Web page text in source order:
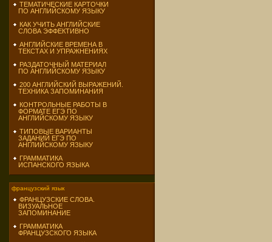
ТЕМАТИЧЕСКИЕ КАРТОЧКИ
ПО АНГЛИЙСКОМУ ЯЗЫКУ
КАК УЧИТЬ АНГЛИЙСКИЕ
СЛОВА ЭФФЕКТИВНО
АНГЛИЙСКИЕ ВРЕМЕНА В
ТЕКСТАХ И УПРАЖНЕНИЯХ
РАЗДАТОЧНЫЙ МАТЕРИАЛ
ПО АНГЛИЙСКОМУ ЯЗЫКУ
200 АНГЛИЙСКИЙ ВЫРАЖЕНИЙ.
ТЕХНИКА ЗАПОМИНАНИЯ
КОНТРОЛЬНЫЕ РАБОТЫ В
ФОРМАТЕ ЕГЭ ПО
АНГЛИЙСКОМУ ЯЗЫКУ
ТИПОВЫЕ ВАРИАНТЫ
ЗАДАНИЙ ЕГЭ ПО
АНГЛИЙСКОМУ ЯЗЫКУ
ГРАММАТИКА
ИСПАНСКОГО ЯЗЫКА
французский язык
ФРАНЦУЗСКИЕ СЛОВА.
ВИЗУАЛЬНОЕ
ЗАПОМИНАНИЕ
ГРАММАТИКА
ФРАНЦУЗСКОГО ЯЗЫКА